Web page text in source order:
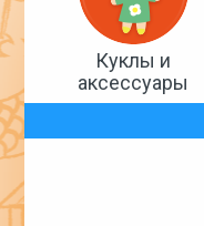
Куклы и
аксессуары